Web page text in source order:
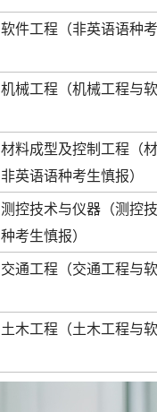
软件工程（非英语语种考
机械工程（机械工程与
材料成型及控制工程（
非英语语种考生慎报）
测控技术与仪器（测控
种考生慎报）
交通工程（交通工程与
土木工程（土木工程与